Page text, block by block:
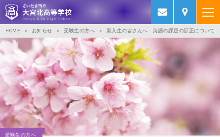
HOME > お知らせ > 受験生の方へ > 新入生の皆さんへ 英語の課題の訂正について
受験生の方へ